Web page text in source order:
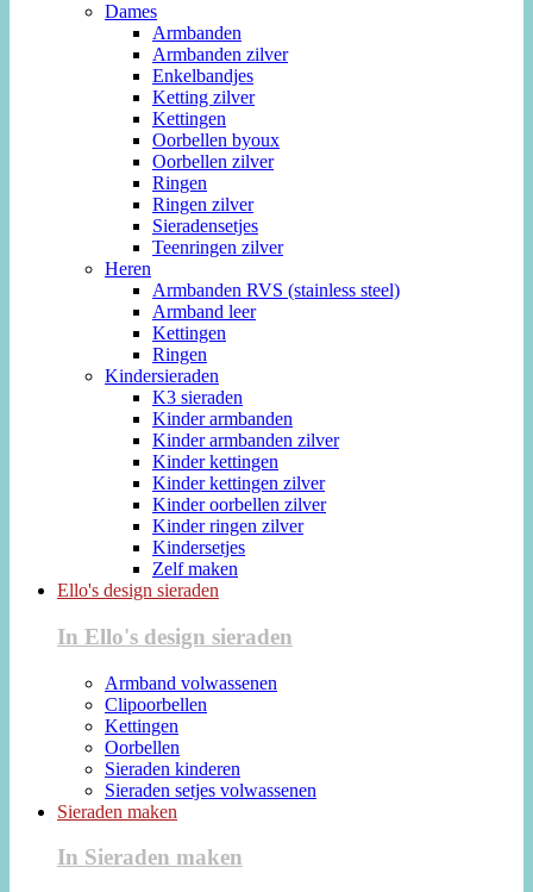
Dames
Armbanden
Armbanden zilver
Enkelbandjes
Ketting zilver
Kettingen
Oorbellen byoux
Oorbellen zilver
Ringen
Ringen zilver
Sieradensetjes
Teenringen zilver
Heren
Armbanden RVS (stainless steel)
Armband leer
Kettingen
Ringen
Kindersieraden
K3 sieraden
Kinder armbanden
Kinder armbanden zilver
Kinder kettingen
Kinder kettingen zilver
Kinder oorbellen zilver
Kinder ringen zilver
Kindersetjes
Zelf maken
Ello's design sieraden
In Ello's design sieraden
Armband volwassenen
Clipoorbellen
Kettingen
Oorbellen
Sieraden kinderen
Sieraden setjes volwassenen
Sieraden maken
In Sieraden maken